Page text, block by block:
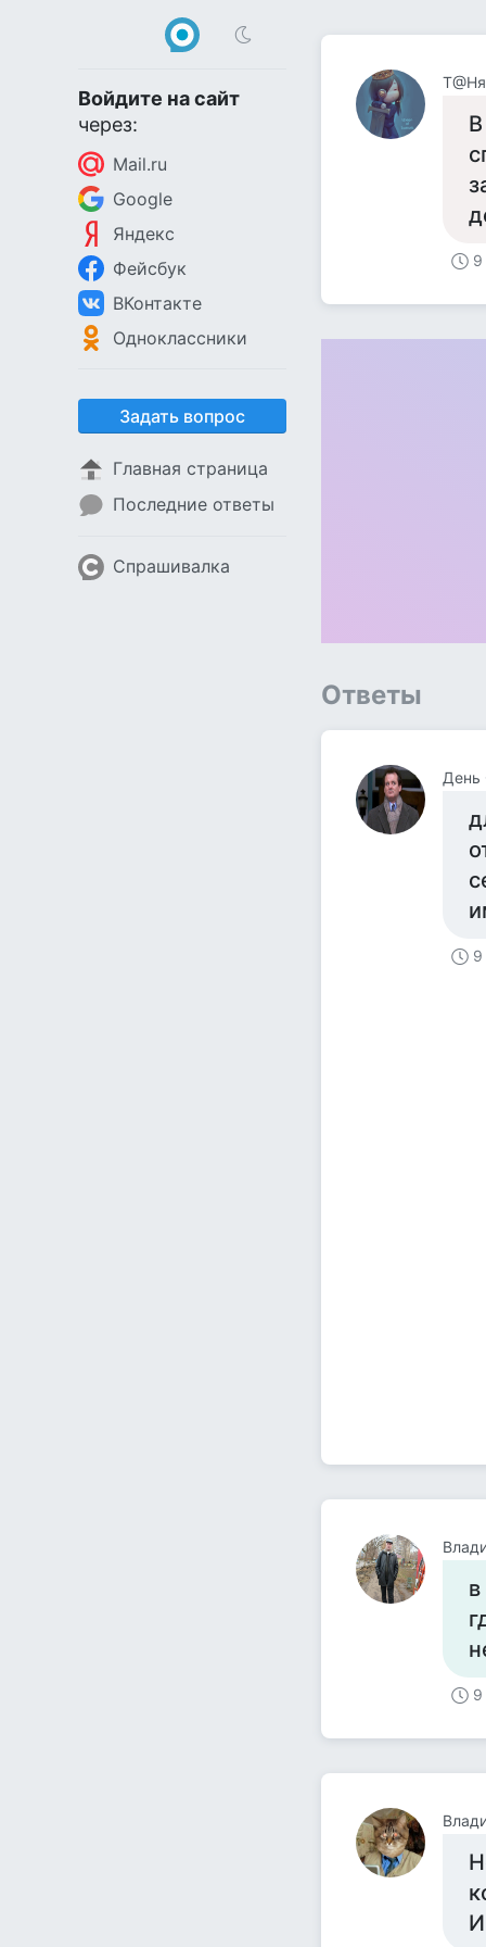
Войдите на сайт
через:
Mail.ru
Google
Яндекс
Фейсбук
ВКонтакте
Одноклассники
Задать вопрос
Главная страница
Последние ответы
Спрашивалка
Т@Ня
9
Ответы
День
9
9